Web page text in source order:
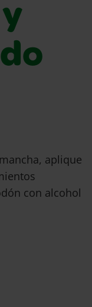
aplique
con alcohol